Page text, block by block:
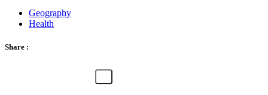
Geography
Health
Share :